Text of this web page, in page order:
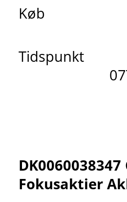
Køb
Tidspunkt
Fokusaktier